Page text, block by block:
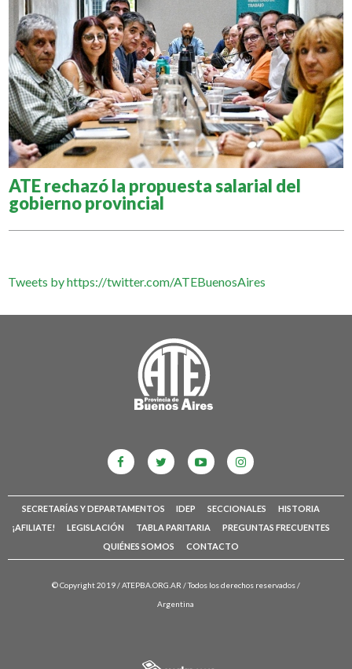
ATE rechazó la propuesta salarial del
gobierno provincial
Tweets by https://twitter.com/ATEBuenosAires
SECRETARÍAS Y DEPARTAMENTOS IDEP SECCIONALES
HISTORIA
¡AFILIATE!
LEGISLACIÓN TABLA PARITARIA
PREGUNTAS FRECUENTES
QUIÉNES SOMOS
CONTACTO
© Copyright 2019 /ATEPBA.ORG.AR / Todos los derechos reservados /
Argentina